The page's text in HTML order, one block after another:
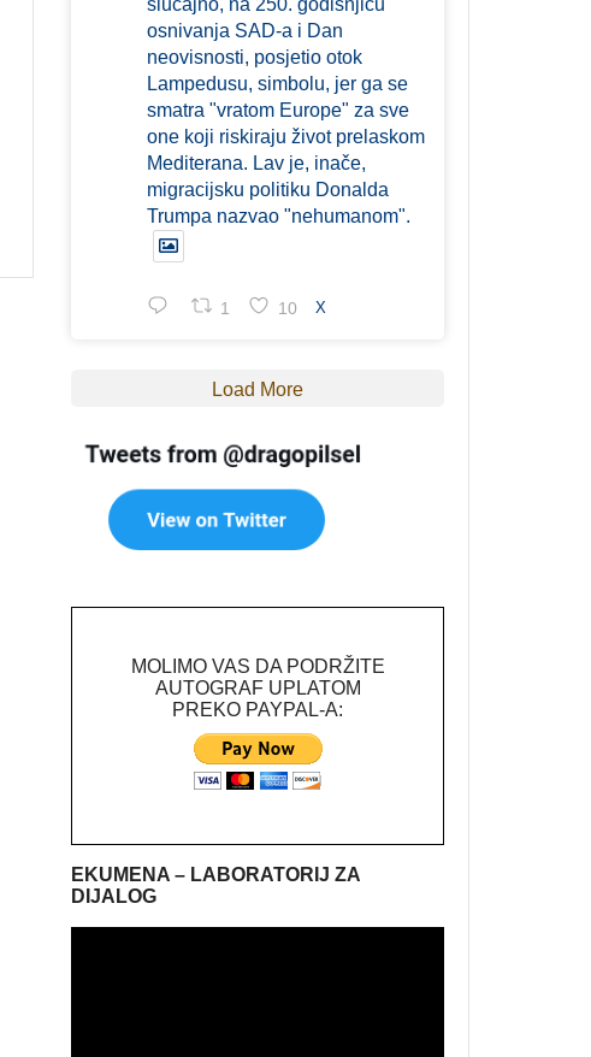
slučajno, na 250. godišnjicu
osnivanja SAD-a i Dan
neovisnosti, posjetio otok
Lampedusu, simbolu, jer ga se
smatra "vratom Europe" za sve
one koji riskiraju život prelaskom
Mediterana. Lav je, inače,
migracijsku politiku Donalda
Trumpa nazvao "nehumanom".
1 10 X
Load More
MOLIMO VAS DA PODRŽITE
AUTOGRAF UPLATOM
PREKO PAYPAL-A:
EKUMENA – LABORATORIJ ZA
DIJALOG